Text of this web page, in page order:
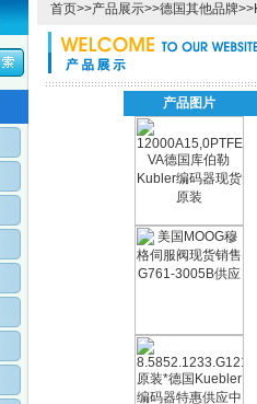
首页>>产品展示>>德国其他品牌>>
产品图片